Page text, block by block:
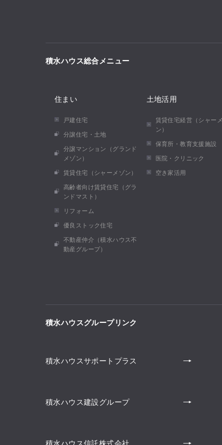
積水ハウス総合メニュー
住まい
戸建住宅
分譲住宅・土地
分譲マンション（グランド
メゾン）
賃貸住宅（シャーメゾン）
高齢者向け賃貸住宅（グラ
ンドマスト）
リフォーム
優良ストック住宅
不動産仲介（積水ハウス不
動産グループ）
土地活用
賃貸住宅経営（シャー
ン）
保育所・教育支援施設
医院・クリニック
空き家活用
積水ハウスグループリンク
積水ハウスサポートプラス
積水ハウス建設グループ